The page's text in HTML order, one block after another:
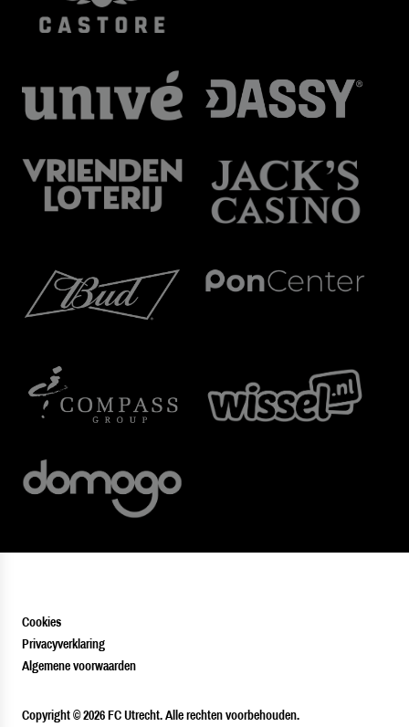
Cookies
Privacyverklaring
Algemene voorwaarden
Copyright © 2026 FC Utrecht. Alle rechten voorbehouden.